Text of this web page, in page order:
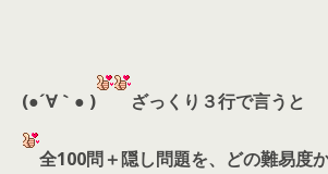
(●´∀｀● ) ざっくり３行で言うと
全100問＋隠し問題を、どの難易度